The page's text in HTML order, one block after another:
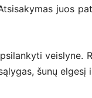
juos
veislyne.
šunų elgesį